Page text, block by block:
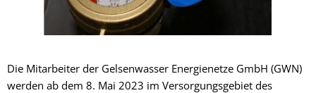
Die Mitarbeiter der Gelsenwasser Energienetze GmbH (GWN)
werden ab dem 8. Mai 2023 im Versorgungsgebiet des